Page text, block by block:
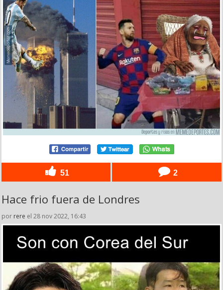
51 2
Hace frio fuera de Londres
por rere el 28 nov 2022, 16:43